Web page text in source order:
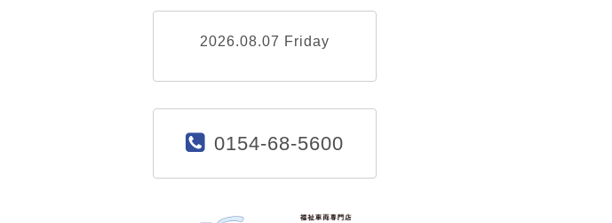
2026.08.07 Friday
0154-68-5600